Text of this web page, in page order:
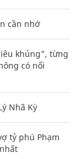
cần nhớ
khủng", từng
có nổi
Nhã Kỳ
tỷ phú Phạm